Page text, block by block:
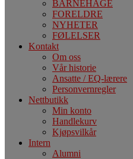
BARNEHAGE
FORELDRE
NYHETER
FØLELSER
Kontakt
Om oss
Vår historie
Ansatte / EQ-lærere
Personvernregler
Nettbutikk
Min konto
Handlekurv
Kjøpsvilkår
Intern
Alumni